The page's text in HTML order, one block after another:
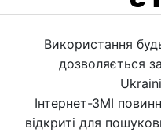
Використання
дозволяється
Інтернет-ЗМІ
відкриті для